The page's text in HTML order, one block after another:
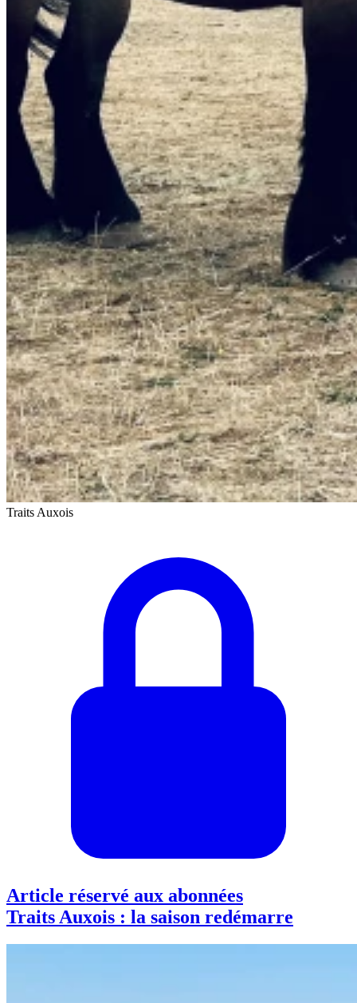
Traits Auxois
Article réservé aux abonnées
Traits Auxois : la saison redémarre